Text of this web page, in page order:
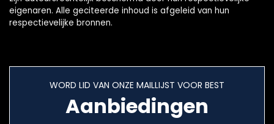
eigenaren. Alle geciteerde inhoud is afgeleid van hun
respectievelijke bronnen.
WORD LID VAN ONZE MAILLIJST VOOR BEST
Aanbiedingen